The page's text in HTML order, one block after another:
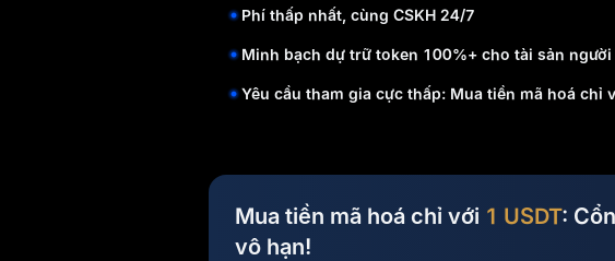
Phí thấp nhất, cùng CSKH 24/7
Minh bạch dự trữ token 100%+ cho tài sản người
Yêu cầu tham gia cực thấp: Mua tiền mã hoá chỉ
Mua tiền mã hoá chỉ với 1 USDT:
vô hạn!